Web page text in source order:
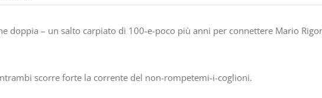
doppia – un salto carpiato di 100-e-poco più anni per connettere Mario
scorre forte la corrente del non-rompetemi-i-coglioni.